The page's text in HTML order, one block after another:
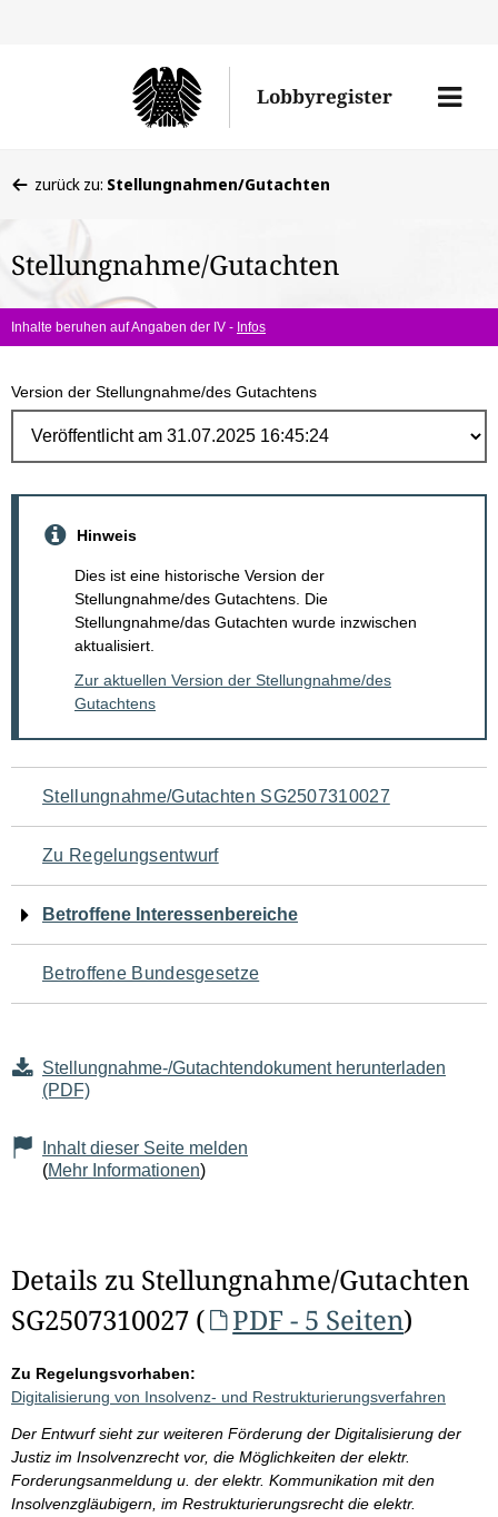
Lobbyregister
Menü
befinden
hier:
zurück zu: Stellungnahmen/Gutachten
Stellungnahme/Gutachten
Inhalte beruhen auf Angaben der IV - Infos
Version der Stellungnahme/des Gutachtens
Hinweis
Dies ist eine historische Version der
Stellungnahme/des Gutachtens. Die
Stellungnahme/das Gutachten wurde inzwischen
aktualisiert.
Zur aktuellen Version der Stellungnahme/des
Gutachtens
Navigation
für
den
Seiteninhalt
Stellungnahme/Gutachten SG2507310027
Zu Regelungsentwurf
Betroffene Interessenbereiche
Betroffene Bundesgesetze
Stellungnahme-/Gutachtendokument herunterladen
(PDF)
Inhalt dieser Seite melden
(Mehr Informationen)
Details zu Stellungnahme/Gutachten
SG2507310027 (
PDF - 5 Seiten)
Zu Regelungsvorhaben:
Digitalisierung von Insolvenz- und Restrukturierungsverfahren
Der Entwurf sieht zur weiteren Förderung der Digitalisierung der
Justiz im Insolvenzrecht vor, die Möglichkeiten der elektr.
Forderungsanmeldung u. der elektr. Kommunikation mit den
Insolvenzgläubigern, im Restrukturierungsrecht die elektr.